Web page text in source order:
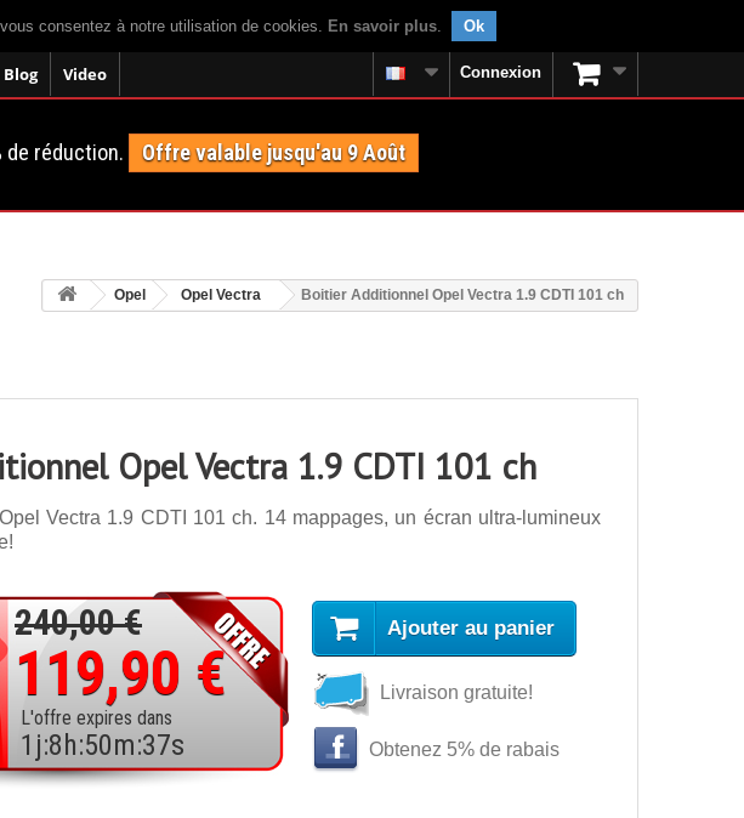
consentez à notre utilisation de cookies. En savoir plus. Ok
Blog Video Connexion
de réduction. Offre valable jusqu'au 9 Août
Opel Opel Vectra Boitier Additionnel Opel Vectra 1.9 CDTI 101 ch
Opel Vectra 1.9 CDTI 101 ch
Vectra 1.9 CDTI 101 ch. 14 mappages, un écran ultra-lumineux
240,00 €
119,90 €
L'offre expires dans
1 j:8 h:50m:35s
Ajouter au panier
Livraison gratuite!
Obtenez 5% de rabais